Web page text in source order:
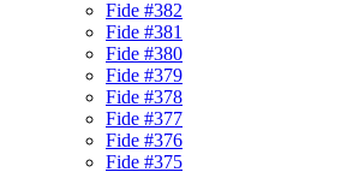
Fide #382
Fide #381
Fide #380
Fide #379
Fide #378
Fide #377
Fide #376
Fide #375